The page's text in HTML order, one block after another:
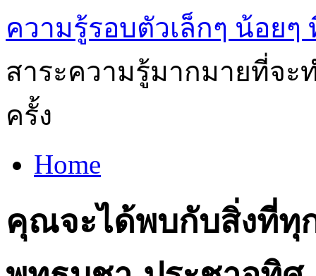
ความรู้รอบตัวเล็กๆ น้อย
สาระความรู้มากมายที่จะ
ครั้ง
Home
คุณจะได้พบกับสิ่งที่ทุ